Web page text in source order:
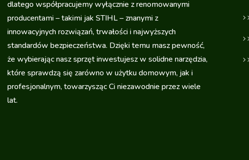
dlatego współpracujemy wyłącznie z renomowanymi
producentami – takimi jak STIHL – znanymi z
innowacyjnych rozwiązań, trwałości i najwyższych
standardów bezpieczeństwa. Dzięki temu masz pewność,
że wybierając nasz sprzęt inwestujesz w solidne narzędzia,
które sprawdzą się zarówno w użytku domowym, jak i
profesjonalnym, towarzysząc Ci niezawodnie przez wiele
lat.